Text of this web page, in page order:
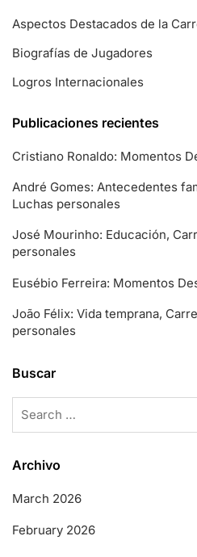
Aspectos Destacados de la
Biografías de Jugadores
Logros Internacionales
Publicaciones recientes
Cristiano Ronaldo: Momentos
André Gomes: Antecedentes
Luchas personales
José Mourinho: Educación,
personales
Eusébio Ferreira: Momentos
João Félix: Vida temprana,
personales
Buscar
Archivo
March 2026
February 2026